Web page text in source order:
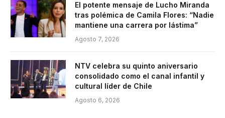
El potente mensaje de Lucho Miranda
tras polémica de Camila Flores: “Nadie
mantiene una carrera por lástima”
Agosto 7, 2026
NTV celebra su quinto aniversario
consolidado como el canal infantil y
cultural líder de Chile
Agosto 6, 2026